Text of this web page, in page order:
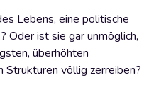
Lebens, eine politische
Oder ist sie gar unmöglich,
überhöhten
Strukturen völlig zerreiben?